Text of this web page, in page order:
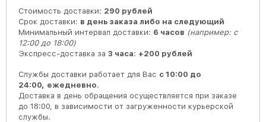
Стоимость доставки: 290 рублей
Срок доставки: в день заказа либо на следующий
Минимальный интервал доставки: 6 часов (например: с
12:00 до 18:00)
Экспресс-доставка за 3 часа: +200 рублей
Службы доставки работает для Вас с 10:00 до
24:00, ежедневно.
Доставка в день обращения осуществляется при заказе
до 18:00, в зависимости от загруженности курьерской
службы.